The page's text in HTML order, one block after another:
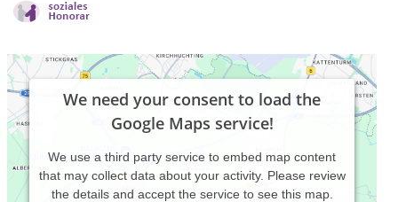
We need your consent to load the
Google Maps service!
We use a third party service to embed map content
that may collect data about your activity. Please review
the details and accept the service to see this map.